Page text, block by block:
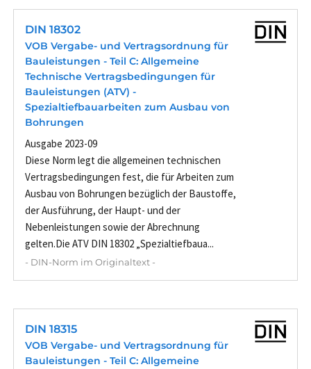
DIN 18302
VOB Vergabe- und Vertragsordnung für
Bauleistungen - Teil C: Allgemeine
Technische Vertragsbedingungen für
Bauleistungen (ATV) -
Spezialtiefbauarbeiten zum Ausbau von
Bohrungen
Ausgabe 2023-09
Diese Norm legt die allgemeinen technischen
Vertragsbedingungen fest, die für Arbeiten zum
Ausbau von Bohrungen bezüglich der Baustoffe,
der Ausführung, der Haupt- und der
Nebenleistungen sowie der Abrechnung
gelten.Die ATV DIN 18302 „Spezialtiefbaua...
- DIN-Norm im Originaltext -
DIN 18315
VOB Vergabe- und Vertragsordnung für
Bauleistungen - Teil C: Allgemeine